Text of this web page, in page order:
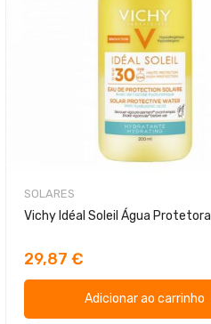
SOLARES
29,87 €
Adicionar ao carrinho